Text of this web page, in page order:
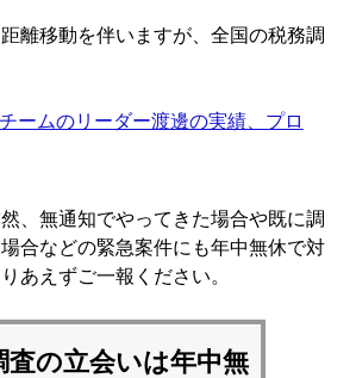
離移動を伴いますが、全国の税務調
ームのリーダー渡邊の実績、プロ
、無通知でやってきた場合や既に調
合などの緊急案件にも年中無休で対
あえずご一報ください。
査の立会いは年中無